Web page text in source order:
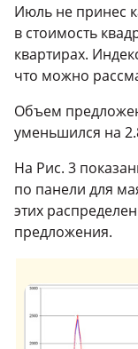
Июль не принес
в стоимость
квартирах.
что можно
Объем
уменьшился на
На Рис. 3
по панели для
этих
предложения.